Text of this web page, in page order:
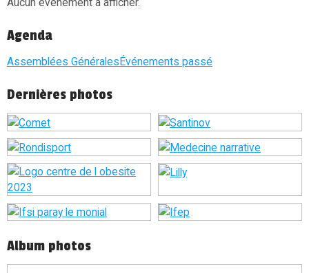
Aucun évènement à afficher.
Agenda
Assemblées Générales Événements passé
Dernières photos
Album photos